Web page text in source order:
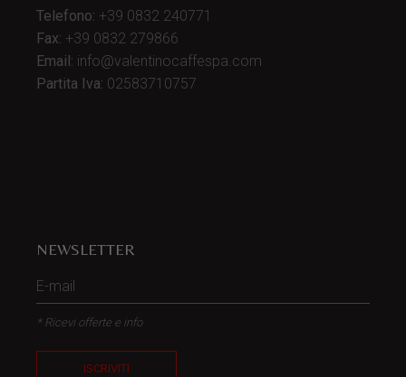
Telefono: +39 0832 240771
Fax: +39 0832 279866
Email: info@valentinocaffespa.com
Partita Iva: 02583710757
NEWSLETTER
* Ricevi offerte e info
ISCRIVITI